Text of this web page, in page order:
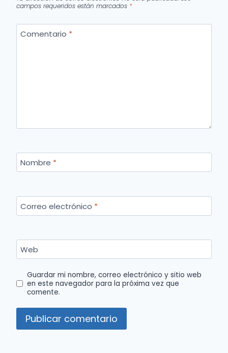
campos requeridos están marcados *
Comentario *
Nombre *
Correo electrónico *
Web
Guardar mi nombre, correo electrónico y sitio web
en este navegador para la próxima vez que
comente.